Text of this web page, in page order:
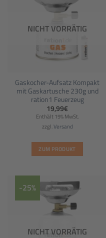
NICHT VORRÄTIG
Gaskocher-Aufsatz Kompakt
mit Gaskartusche 230g und
ration1 Feuerzeug
19,99€
Enthält 19% MwSt.
zzgl.Versand
ZUM PRODUKT
-25%
NICHT VORRÄTIG